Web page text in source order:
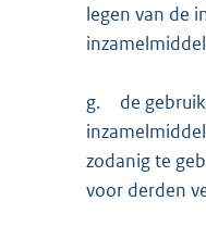
legen van de
g.
de
zodanig te
voor derden